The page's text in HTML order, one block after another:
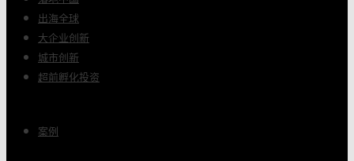
出海全球
大企业创新
城市创新
超前孵化投资
案例